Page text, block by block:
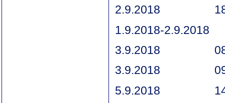
2.9.2018
1.9.2018-
3.9.2018
3.9.2018 0930
5.9.2018 1400